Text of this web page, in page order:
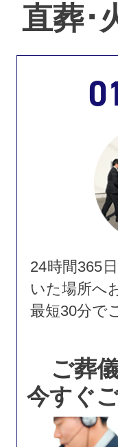
直葬･
24時間365
いた場所へ
最短30分で
ご葬
今すぐ